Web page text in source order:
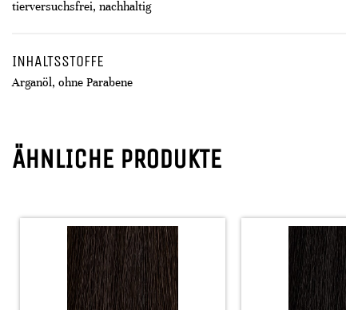
tierversuchsfrei, nachhaltig
INHALTSSTOFFE
Arganöl, ohne Parabene
ÄHNLICHE PRODUKTE